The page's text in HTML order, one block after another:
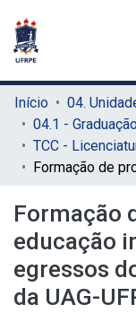
Início
04.1 -
Formação
educação
egressos
da UAG-